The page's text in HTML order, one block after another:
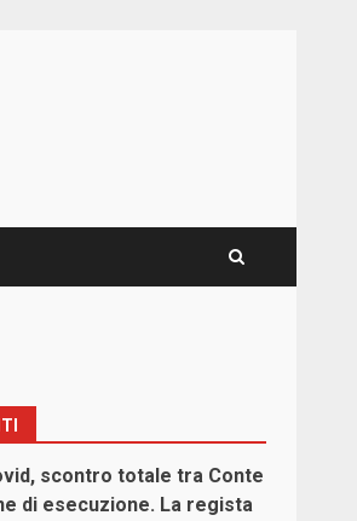
scontro totale tra Conte
di esecuzione. La regista